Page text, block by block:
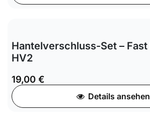
Hantelverschluss-Set – Fast
HV2
19,00 €
Details ansehen